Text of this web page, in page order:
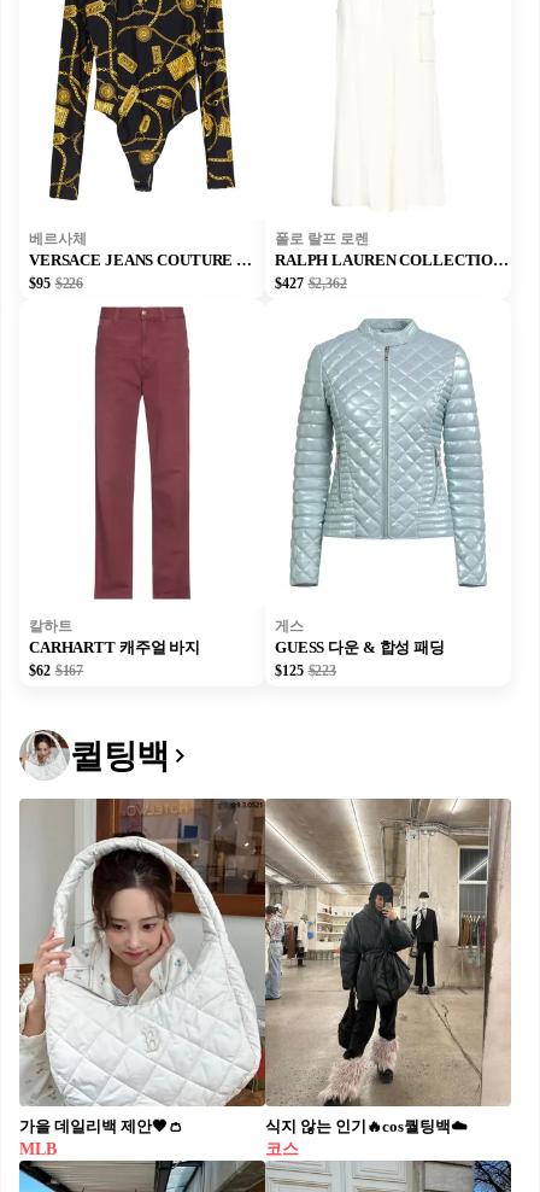
베르사체
VERSACE JEANS COUTURE 바디수트
$95 $226
폴로 랄프 로렌
RALPH LAUREN COLLECTION 캐주얼 바지
$427 $2,362
칼하트
CARHARTT 캐주얼 바지
$62 $167
게스
GUESS 다운 & 합성 패딩
$125 $223
퀼팅백
가을 데일리백 제안🖤👛
MLB
식지 않는 인기🔥cos퀄팅백☁️
코스